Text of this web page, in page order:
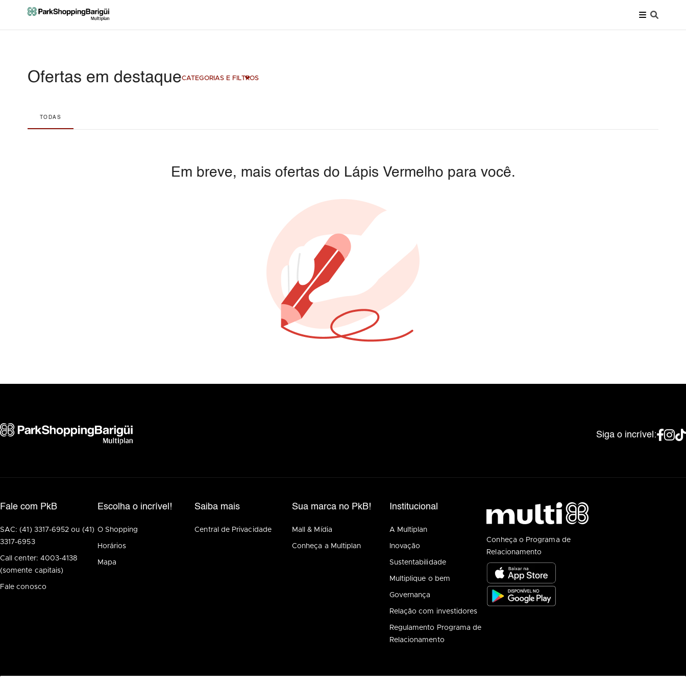
Ofertas em destaqueCATEGORIAS E FILTROS
TODAS
Em breve, mais ofertas do Lápis Vermelho para você.
Siga o incrível:
Fale com PkB
SAC: (41) 3317-6952 ou (41)
3317-6953
Call center: 4003-4138
(somente capitais)
Fale conosco
Escolha o incrível!
O Shopping
Horários
Mapa
Saiba mais
Central de Privacidade
Sua marca no PkB!
Mall & Mídia
Conheça a Multiplan
Institucional
A Multiplan
Inovação
Sustentabilidade
Multiplique o bem
Governança
Relação com investidores
Regulamento Programa de
Relacionamento
Conheça o Programa de
Relacionamento